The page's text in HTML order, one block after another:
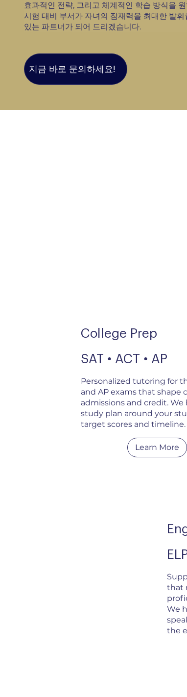
효과적인 전략, 그리고 체계적인 학습 방식을
시험 대비 부서가 자녀의 잠재력을 최대한 발
있는 파트너가 되어 드리겠습니다.
지금 바로 문의하세요!
College Prep
SAT • ACT • AP
Personalized tutoring for
and AP exams that shape
admissions and credit. We
study plan around your
target scores and timeline.
Learn More
that
We
the